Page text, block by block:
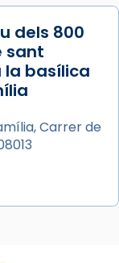
dels 800
sant
la basílica
Carrer de